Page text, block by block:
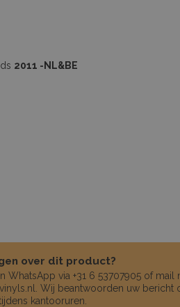
2011 -NL&BE
over dit product?
WhatsApp via +31 6 53707905 of mail
. Wij beantwoorden uw bericht
kantooruren.